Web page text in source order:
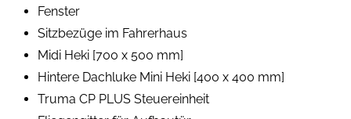
Fenster
Sitzbezüge im Fahrerhaus
Midi Heki [700 x 500 mm]
Hintere Dachluke Mini Heki [400 x 400 mm]
Truma CP PLUS Steuereinheit